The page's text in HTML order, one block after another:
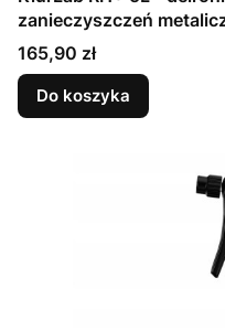
zanieczyszczeń
Cena
165,90 zł
Do koszyka